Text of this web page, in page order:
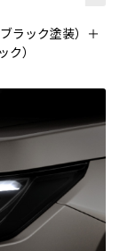
ラック塗装）＋
）